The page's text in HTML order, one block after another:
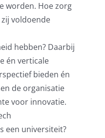
worden. Hoe zorg
voldoende
hebben? Daarbij
én verticale
bieden én
de organisatie
voor innovatie.
een universiteit?